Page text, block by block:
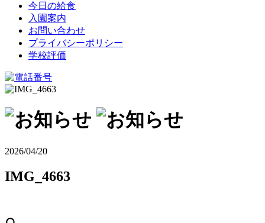
今日の給食
入園案内
お問い合わせ
プライバシーポリシー
学校評価
2026/04/20
IMG_4663